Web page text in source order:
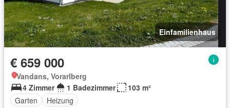
Einfamilienhaus
€ 659 000
Vandans, Vorarlberg
4 Zimmer
1 Badezimmer
103 m²
Garten
Heizung